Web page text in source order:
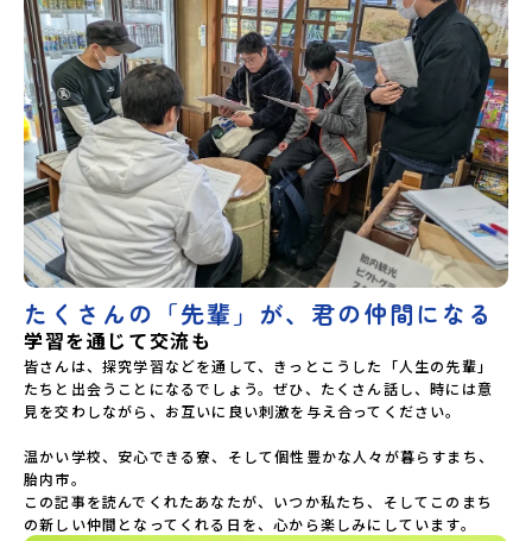
たくさんの「先輩」が、君の仲間になる
学習を通じて交流も
皆さんは、探究学習などを通して、きっとこうした「人生の先輩」
たちと出会うことになるでしょう。ぜひ、たくさん話し、時には意
見を交わしながら、お互いに良い刺激を与え合ってください。
温かい学校、安心できる寮、そして個性豊かな人々が暮らすまち、
胎内市。
この記事を読んでくれたあなたが、いつか私たち、そしてこのまち
の新しい仲間となってくれる日を、心から楽しみにしています。